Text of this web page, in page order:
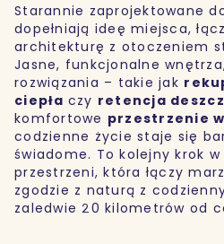
Starannie zaprojektowane
dopełniają ideę miejsca,
architekturę z otoczeniem
Jasne, funkcjonalne
rozwiązania – takie jak
ciepła czy retencja
komfortowe przestrzenie
codzienne życie staje się
świadome. To kolejny krok
przestrzeni, która łączy
zgodzie z naturą z
zaledwie 20 kilometrów od